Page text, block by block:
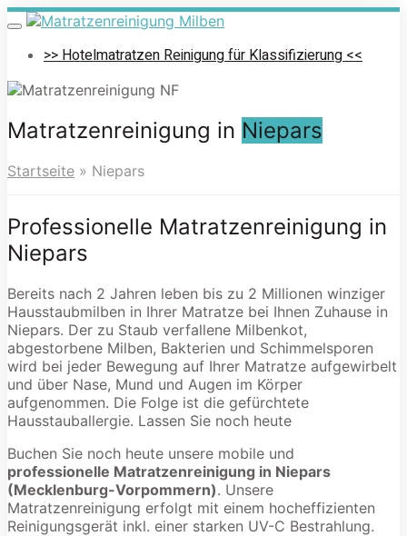
Skip
to
main
Toggle
navigation>> Hotelmatratzen Reinigung für Klassifizierung <<
Matratzenreinigung in Niepars
Startseite » Niepars
Professionelle Matratzenreinigung in
Niepars
Bereits nach 2 Jahren leben bis zu 2 Millionen winziger
Hausstaubmilben in Ihrer Matratze bei Ihnen Zuhause in
Niepars. Der zu Staub verfallene Milbenkot,
abgestorbene Milben, Bakterien und Schimmelsporen
wird bei jeder Bewegung auf Ihrer Matratze aufgewirbelt
und über Nase, Mund und Augen im Körper
aufgenommen. Die Folge ist die gefürchtete
Hausstauballergie. Lassen Sie noch heute
Buchen Sie noch heute unsere mobile und
professionelle Matratzenreinigung in Niepars
(Mecklenburg-Vorpommern). Unsere
Matratzenreinigung erfolgt mit einem hocheffizienten
Reinigungsgerät inkl. einer starken UV-C Bestrahlung.